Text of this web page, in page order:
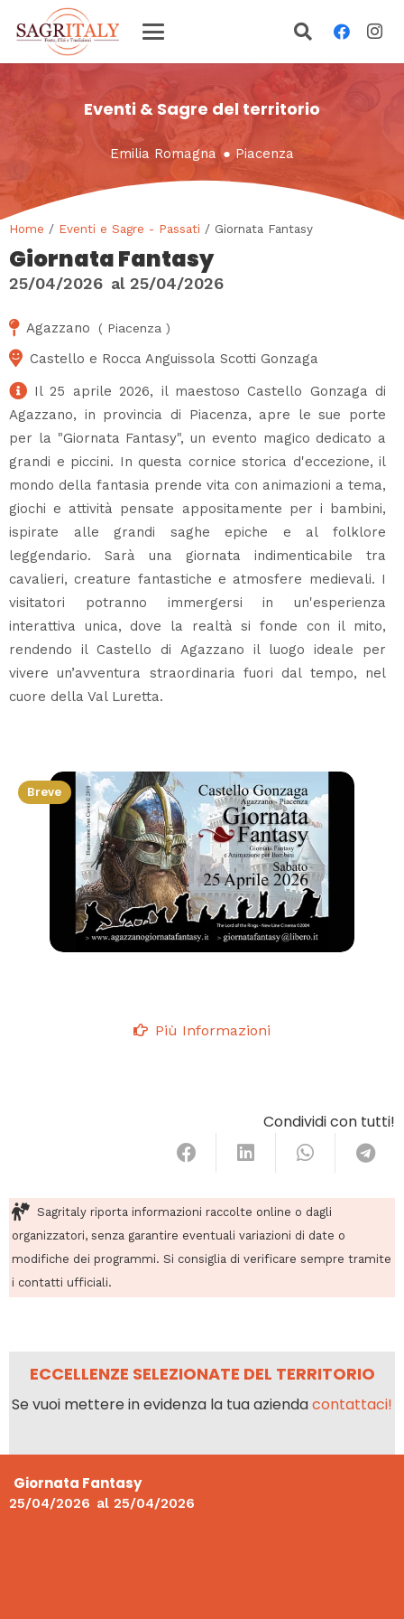
Eventi & Sagre del territorio
Emilia Romagna ● Piacenza
Home / Eventi e Sagre - Passati / Giornata Fantasy
Giornata Fantasy
25/04/2026 al 25/04/2026
Agazzano ( Piacenza )
Castello e Rocca Anguissola Scotti Gonzaga
Il 25 aprile 2026, il maestoso Castello Gonzaga di
Agazzano, in provincia di Piacenza, apre le sue porte
per la "Giornata Fantasy", un evento magico dedicato a
grandi e piccini. In questa cornice storica d'eccezione, il
mondo della fantasia prende vita con animazioni a tema,
giochi e attività pensate appositamente per i bambini,
ispirate alle grandi saghe epiche e al folklore
leggendario. Sarà una giornata indimenticabile tra
cavalieri, creature fantastiche e atmosfere medievali. I
visitatori potranno immergersi in un'esperienza
interattiva unica, dove la realtà si fonde con il mito,
rendendo il Castello di Agazzano il luogo ideale per
vivere un’avventura straordinaria fuori dal tempo, nel
cuore della Val Luretta.
Breve
Più Informazioni
Condividi con tutti!
Sagritaly riporta informazioni raccolte online o dagli
organizzatori, senza garantire eventuali variazioni di date o
modifiche dei programmi. Si consiglia di verificare sempre tramite
i contatti ufficiali.
ECCELLENZE SELEZIONATE DEL TERRITORIO
Se vuoi mettere in evidenza la tua aziendacontattaci!
Giornata Fantasy
25/04/2026 al 25/04/2026